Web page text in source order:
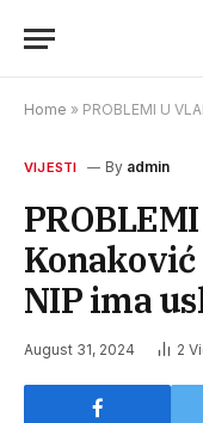
Home » PROBLEMI U VLADI
VIJESTI By admin
NIP ima
August 31, 2024 2